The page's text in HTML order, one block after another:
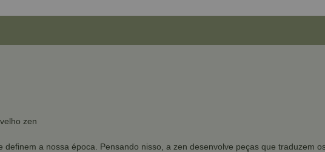
zen
a nossa época. Pensando nisso, a zen desenvolve peças que traduzem